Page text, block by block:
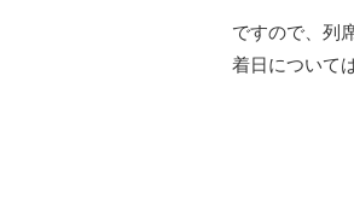
ですので、列
着日について